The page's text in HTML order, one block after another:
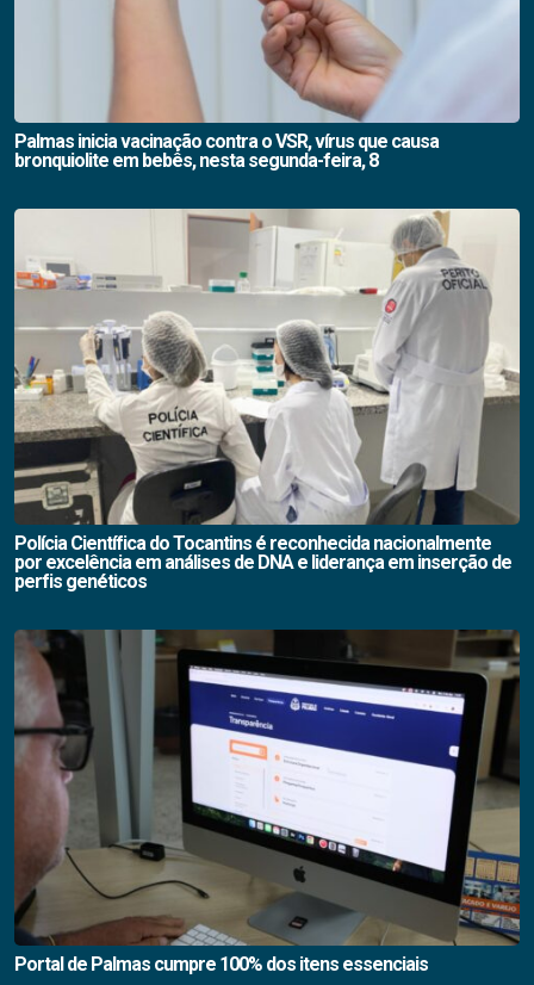
Palmas inicia vacinação contra o VSR, vírus que causa
bronquiolite em bebês, nesta segunda-feira, 8
Polícia Científica do Tocantins é reconhecida nacionalmente
por excelência em análises de DNA e liderança em inserção de
perfis genéticos
Portal de Palmas cumpre 100% dos itens essenciais